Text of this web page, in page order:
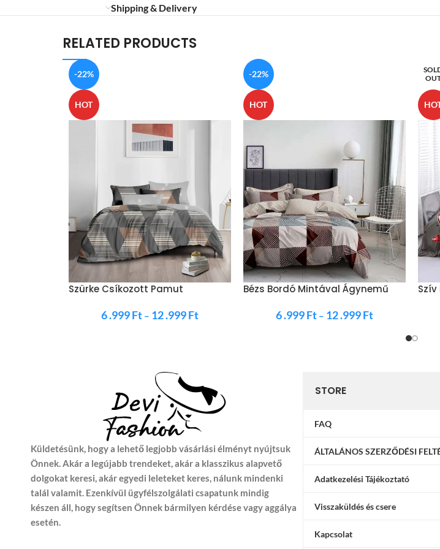
Shipping & Delivery
RELATED PRODUCTS
-22%
HOT
Szürke Csíkozott Pamut
6 .999Ft – 12 .999Ft
-22%
HOT
Bézs Bordó Mintával Ágynemű
6 .999Ft – 12 .999Ft
Küldetésünk, hogy a lehető legjobb vásárlási élményt nyújtsuk
Önnek. Akár a legújabb trendeket, akár a klasszikus alapvető
dolgokat keresi, akár egyedi leleteket keres, nálunk mindenki
talál valamit. Ezenkívül ügyfélszolgálati csapatunk mindig
készen áll, hogy segítsen Önnek bármilyen kérdése vagy aggálya
esetén.
STORE
FAQ
ÁLTALÁNOS SZERZŐDÉSI
Adatkezelési Tájékoztató
Visszaküldés és csere
Kapcsolat